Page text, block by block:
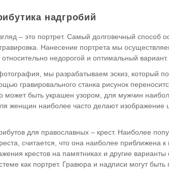
надгробий
– это портрет. Самый долговечный способ
Нанесение портрета мы
недорогой и оптимальный вариант.
мы разрабатываем эскиз, который
гравировального станка рисунок
может быть украшен узором, для мужчин
женщин наиболее часто делают изображение
для православных – крест. Наиболее
считается, что она наиболее приближена к
крестов на памятниках и другие
как портрет. Гравюра и надписи могут быть